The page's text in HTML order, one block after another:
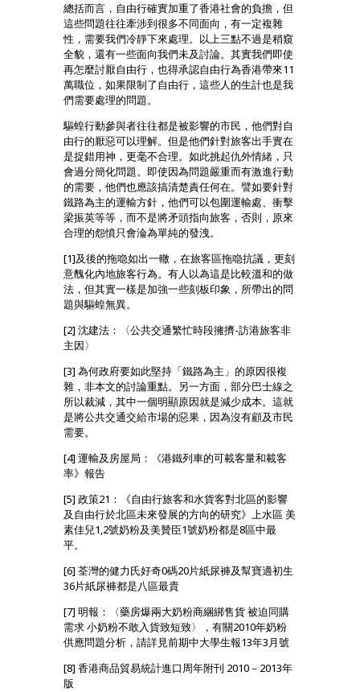
總括而言，自由行確實加重了香港社會的負擔，但
這些問題往往牽涉到很多不同面向，有一定複雜
性，需要我們冷靜下來處理。以上三點不過是稍窺
全貌，還有一些面向我們未及討論。其實我們即使
再怎麼討厭自由行，也得承認自由行為香港帶來11
萬職位，如果限制了自由行，這些人的生計也是我
們需要處理的問題。
驅蝗行動參與者往往都是被影響的市民，他們對自
由行的厭惡可以理解。但是他們針對旅客出手實在
是捉錯用神，更毫不合理。如此挑起仇外情緒，只
會過分簡化問題。即使因為問題嚴重而有激進行動
的需要，他們也應該搞清楚責任何在。譬如要針對
鐵路為主的運輸方針，他們可以包圍運輸處、衝擊
梁振英等等，而不是將矛頭指向旅客，否則，原來
合理的怨憤只會淪為單純的發洩。
[1]及後的拖喼如出一轍，在旅客區拖喼抗議，更刻
意醜化內地旅客行為。有人以為這是比較溫和的做
法，但其實一樣是加強一些刻板印象，所帶出的問
題與驅蝗無異。
[2] 沈建法：〈公共交通繁忙時段擁擠-訪港旅客非
主因〉
[3] 為何政府要如此堅持「鐵路為主」的原因很複
雜，非本文的討論重點。另一方面，部分巴士線之
所以裁減，其中一個明顯原因就是減少成本。這就
是將公共交通交給市場的惡果，因為沒有顧及市民
需要。
[4] 運輸及房屋局：《港鐵列車的可載客量和載客
率》報告
[5] 政策21：《自由行旅客和水貨客對北區的影響
及自由行於北區未來發展的方向的研究》上水區 美
素佳兒1,2號奶粉及美贊臣1號奶粉都是8區中最
平。
[6] 荃灣的健力氏好奇0碼20片紙尿褲及幫寶適初生
36片紙尿褲都是八區最貴
[7] 明報：〈藥房爆兩大奶粉商綑綁售貨 被迫同購
需求 小奶粉不敢入貨致短致〉，有關2010年奶粉
供應問題分析，請詳見前期中大學生報13年3月號
[8] 香港商品貿易統計進口周年附刊 2010－2013年
版